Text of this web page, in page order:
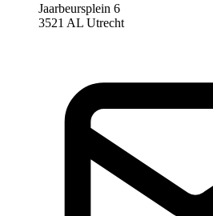
Jaarbeursplein 6
3521 AL Utrecht